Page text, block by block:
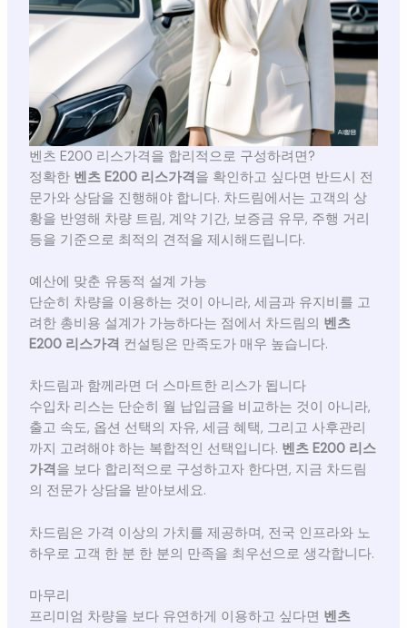
벤츠 E200 리스가격을 합리적으로 구성하려면?
정확한 벤츠 E200 리스가격 을 확인하고 싶다면 반드시 전
문가와 상담을 진행해야 합니다. 차드림에서는 고객의 상
황을 반영해 차량 트림, 계약 기간, 보증금 유무, 주행 거리
등을 기준으로 최적의 견적을 제시해드립니다.
예산에 맞춘 유동적 설계 가능
단순히 차량을 이용하는 것이 아니라, 세금과 유지비를 고
려한 총비용 설계가 가능하다는 점에서 차드림의 벤츠
E200 리스가격 컨설팅은 만족도가 매우 높습니다.
차드림과 함께라면 더 스마트한 리스가 됩니다
수입차 리스는 단순히 월 납입금을 비교하는 것이 아니라,
출고 속도, 옵션 선택의 자유, 세금 혜택, 그리고 사후관리
까지 고려해야 하는 복합적인 선택입니다. 벤츠 E200 리스
가격 을 보다 합리적으로 구성하고자 한다면, 지금 차드림
의 전문가 상담을 받아보세요.
차드림은 가격 이상의 가치를 제공하며, 전국 인프라와 노
하우로 고객 한 분 한 분의 만족을 최우선으로 생각합니다.
마무리
프리미엄 차량을 보다 유연하게 이용하고 싶다면 벤츠